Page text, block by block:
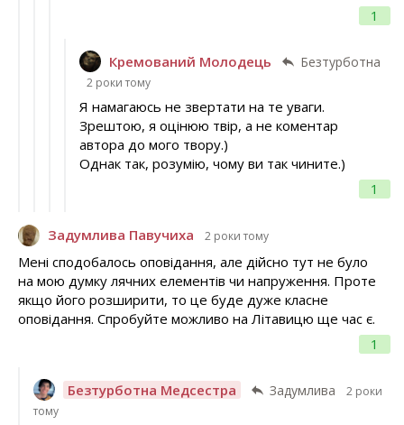
1
Кремований Молодець Безтурботна
2 роки тому
1
Я намагаюсь не звертати на те уваги.
Зрештою, я оцінюю твір, а не коментар
автора до мого твору.)
Однак так, розумію, чому ви так чините.)
Задумлива Павучиха 2 роки тому
1
Мені сподобалось оповідання, але дійсно тут не було
на мою думку лячних елементів чи напруження. Проте
якщо його розширити, то це буде дуже класне
оповідання. Спробуйте можливо на Літавицю ще час є.
Безтурботна Медсестра Задумлива
2 роки
тому